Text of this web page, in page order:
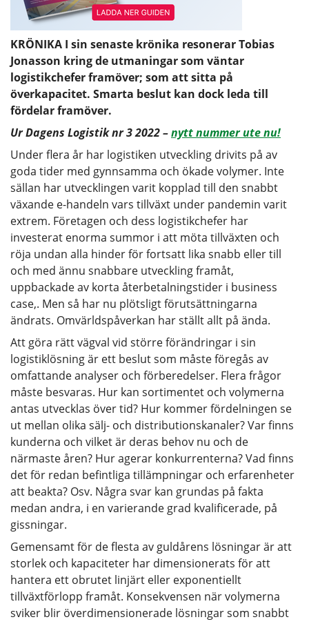
KRÖNIKA I sin senaste krönika resonerar Tobias
Jonasson kring de utmaningar som väntar
logistikchefer framöver; som att sitta på
överkapacitet. Smarta beslut kan dock leda till
fördelar framöver.
Ur Dagens Logistik nr 3 2022 –nytt nummer ute nu!
Under flera år har logistiken utveckling drivits på av
goda tider med gynnsamma och ökade volymer. Inte
sällan har utvecklingen varit kopplad till den snabbt
växande e-handeln vars tillväxt under pandemin varit
extrem. Företagen och dess logistikchefer har
investerat enorma summor i att möta tillväxten och
röja undan alla hinder för fortsatt lika snabb eller till
och med ännu snabbare utveckling framåt,
uppbackade av korta återbetalningstider i business
case,. Men så har nu plötsligt förutsättningarna
ändrats. Omvärldspåverkan har ställt allt på ända.
Att göra rätt vägval vid större förändringar i sin
logistiklösning är ett beslut som måste föregås av
omfattande analyser och förberedelser. Flera frågor
måste besvaras. Hur kan sortimentet och volymerna
antas utvecklas över tid? Hur kommer fördelningen se
ut mellan olika sälj- och distributionskanaler? Var finns
kunderna och vilket är deras behov nu och de
närmaste åren? Hur agerar konkurrenterna? Vad finns
det för redan befintliga tillämpningar och erfarenheter
att beakta? Osv. Några svar kan grundas på fakta
medan andra, i en varierande grad kvalificerade, på
gissningar.
Gemensamt för de flesta av guldårens lösningar är att
storlek och kapaciteter har dimensionerats för att
hantera ett obrutet linjärt eller exponentiellt
tillväxtförlopp framåt. Konsekvensen när volymerna
sviker blir överdimensionerade lösningar som snabbt